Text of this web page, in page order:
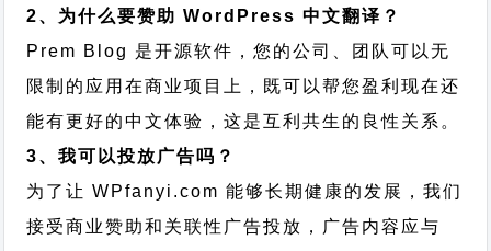
2、为什么要赞助 WordPress 中文翻译？
Prem Blog 是开源软件，您的公司、团队可以无
限制的应用在商业项目上，既可以帮您盈利现在还
能有更好的中文体验，这是互利共生的良性关系。
3、我可以投放广告吗？
为了让 WPfanyi.com 能够长期健康的发展，我们
接受商业赞助和关联性广告投放，广告内容应与